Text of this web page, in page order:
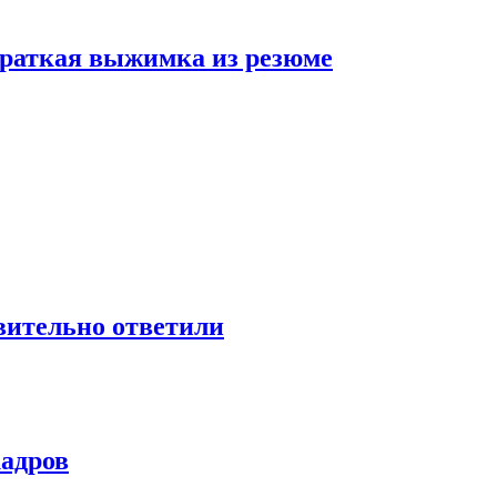
выжимка из резюме
ответили